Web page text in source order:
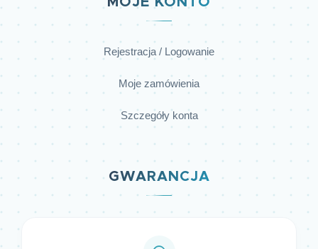
Rejestracja / Logowanie
Moje zamówienia
Szczegóły konta
GWARANCJA